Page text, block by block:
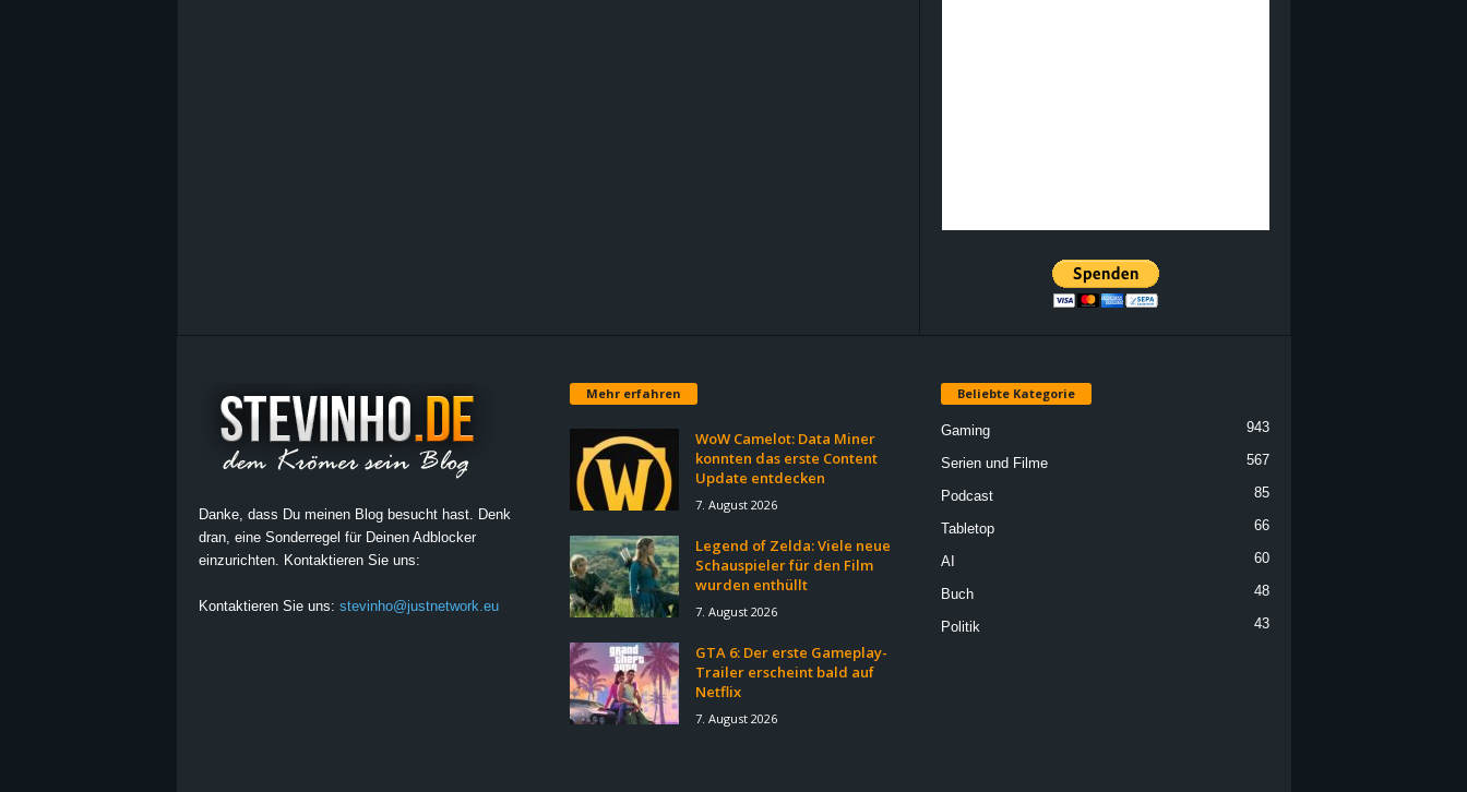
Danke, dass Du meinen Blog besucht hast. Denk
dran, eine Sonderregel für Deinen Adblocker
einzurichten. Kontaktieren Sie uns:
Kontaktieren Sie uns: stevinho@justnetwork.eu
Mehr erfahren
WoW Camelot: Data Miner
konnten das erste Content
Update entdecken
7. August 2026
Legend of Zelda: Viele neue
Schauspieler für den Film
wurden enthüllt
7. August 2026
GTA 6: Der erste Gameplay-
Trailer erscheint bald auf
Netflix
7. August 2026
Beliebte Kategorie
Gaming 943
Serien und Filme 567
Podcast 85
Tabletop 66
AI 60
Buch 48
Politik 43